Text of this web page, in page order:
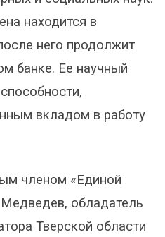
находится в
него продолжит
банке. Ее научный
вкладом в работу
членом «Единой
обладатель
Тверской области